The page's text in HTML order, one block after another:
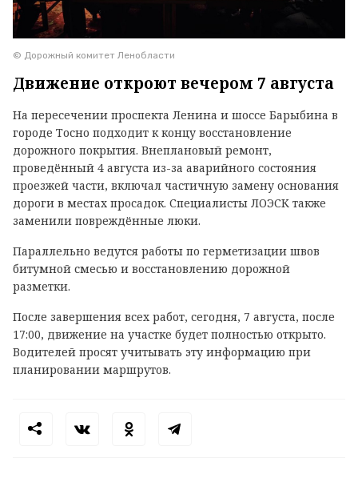
© Дорожный комитет Ленобласти
Движение откроют вечером 7 августа
На пересечении проспекта Ленина и шоссе Барыбина в
городе Тосно подходит к концу восстановление
дорожного покрытия. Внеплановый ремонт,
проведённый 4 августа из-за аварийного состояния
проезжей части, включал частичную замену основания
дороги в местах просадок. Специалисты ЛОЭСК также
заменили повреждённые люки.
Параллельно ведутся работы по герметизации швов
битумной смесью и восстановлению дорожной
разметки.
После завершения всех работ, сегодня, 7 августа, после
17:00, движение на участке будет полностью открыто.
Водителей просят учитывать эту информацию при
планировании маршрутов.